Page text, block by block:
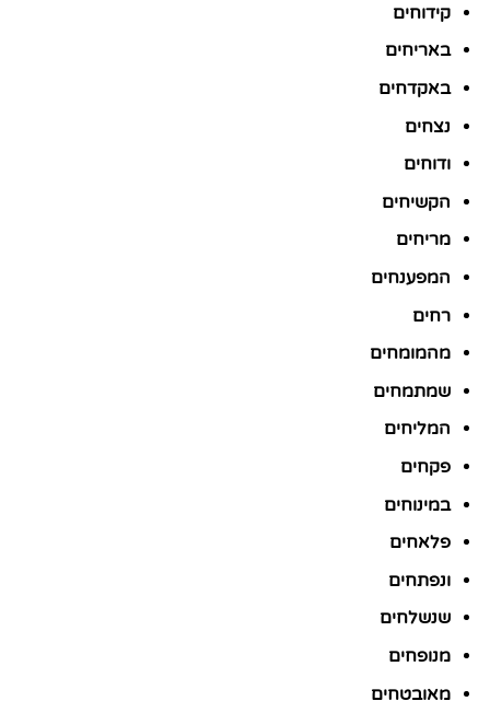
קידוחים
באריחים
באקדחים
נצחים
ודוחים
הקשיחים
מריחים
המפענחים
רחים
מהמומחים
שמתמחים
המליחים
פקחים
במינוחים
פלאחים
ונפתחים
שנשלחים
מנופחים
מאובטחים